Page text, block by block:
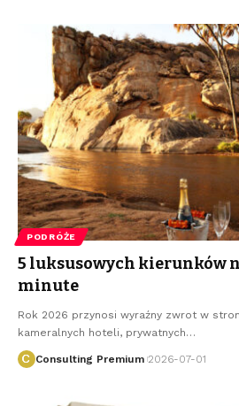
PODRÓŻE
5 luksusowych kierunków
minute
Rok 2026 przynosi wyraźny zwrot w
kameralnych hoteli, prywatnych…
Consulting Premium 2026-07-01